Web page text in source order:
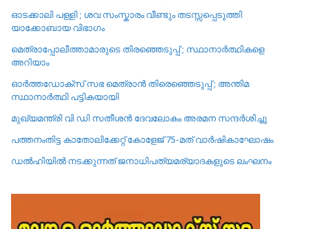
ഓടക്കാലി പള്ളി ; ശവ സംസ്കാരം വീണ്ടും തടസ്സപ്പെടുത്തി
യാക്കോബായ വിഭാഗം
മെത്രാപ്പോലീത്താമാരുടെ തിരഞ്ഞെടുപ്പ് ; സ്ഥാനാർത്ഥികളെ
അറിയാം
ഓർത്തഡോക്സ് സഭ മെത്രാൻ തിരെഞ്ഞെടുപ്പ് ; അന്തിമ
സ്ഥാനാർത്ഥി പട്ടികയായി
മുഖ്യമന്ത്രി വി ഡി സതീശൻ ദേവലോകം അരമന സന്ദർശിച്ചു
പത്തനംതിട്ട കാതോലിക്കേറ്റ്‌ കോളേജ്‌ 75-മത് വാർഷികാഘോഷം
ഡൽഹിയിൽ നടക്കുന്നത് ജനാധിപത്യമര്യാദകളുടെ ലംഘനം